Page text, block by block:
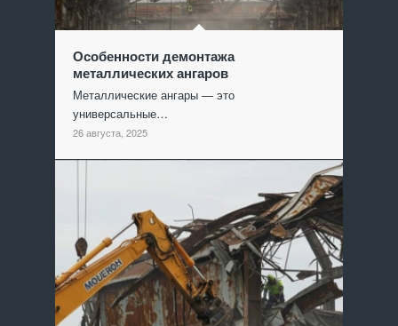
Особенности демонтажа
металлических ангаров
Металлические ангары — это
универсальные…
26 августа, 2025